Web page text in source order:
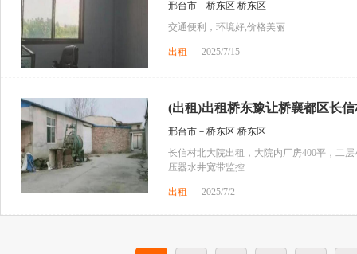
邢台市－桥东区 桥东区
交通便利，环境好,价格美丽
出租 2025/7/15
(出租)出租桥东豫让桥襄都区长
邢台市－桥东区 桥东区
长信村北大院出租，大院内厂房400平，二
压器水井宽带监控
出租 2025/7/2